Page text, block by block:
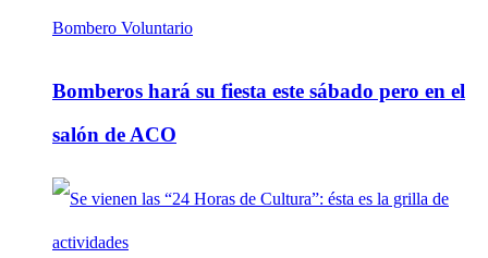
Bomberos hará su fiesta este sábado pero en el
salón de ACO